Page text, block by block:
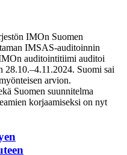
IMOn Suomen
IMSAS-auditoinnin
auditointitiimi auditoi
28.10.–4.11.2024. Suomi sai
arvion.
Suomen suunnitelma
korjaamiseksi on nyt